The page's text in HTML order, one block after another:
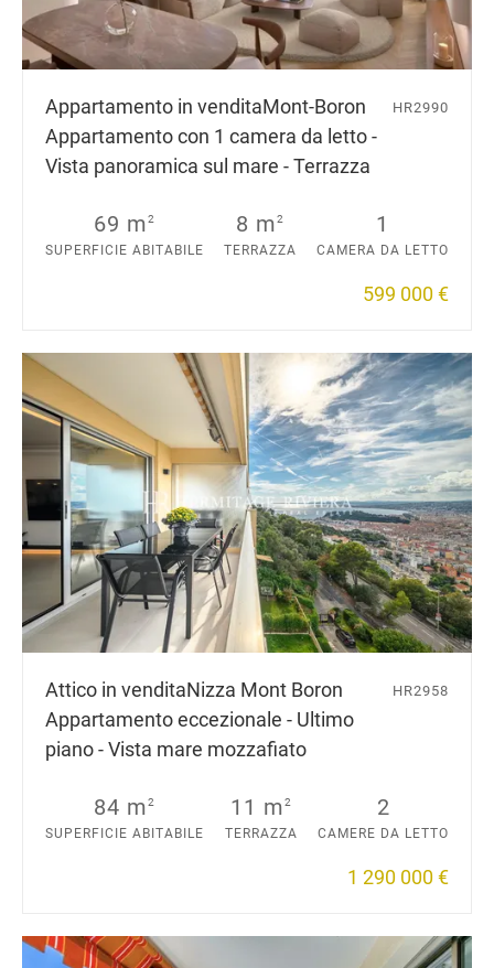
Appartamento in venditaMont-Boron
Appartamento con 1 camera da letto -
Vista panoramica sul mare - Terrazza
HR2990
69 m2
SUPERFICIE ABITABILE
8 m2
TERRAZZA
1
CAMERA DA LETTO
599 000 €
Attico in venditaNizza Mont Boron
Appartamento eccezionale - Ultimo
piano - Vista mare mozzafiato
HR2958
84 m2
SUPERFICIE ABITABILE
11 m2
TERRAZZA
2
CAMERE DA LETTO
1 290 000 €